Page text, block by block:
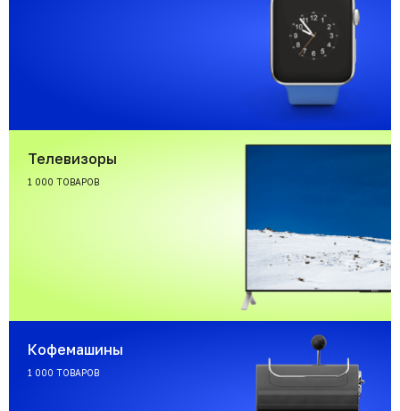
Телевизоры
1 000 ТОВАРОВ
Кофемашины
1 000 ТОВАРОВ